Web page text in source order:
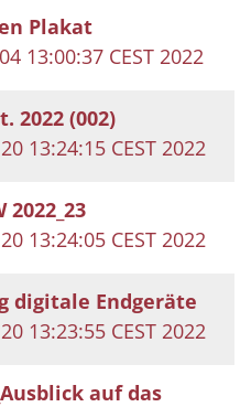
Plakat
13:00:37 CEST 2022
2022 (002)
13:24:15 CEST 2022
13:24:05 CEST 2022
digitale Endgeräte
13:23:55 CEST 2022
auf das